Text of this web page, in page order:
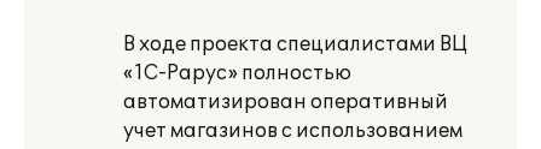
В ходе проекта специалистами ВЦ
«1С-Рарус» полностью
автоматизирован оперативный
учет магазинов с использованием